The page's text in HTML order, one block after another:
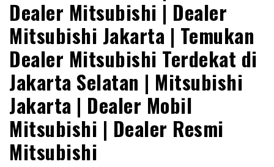
Dealer Mitsubishi | Dealer
Mitsubishi Jakarta | Temukan
Dealer Mitsubishi Terdekat di
Jakarta Selatan | Mitsubishi
Jakarta | Dealer Mobil
Mitsubishi | Dealer Resmi
Mitsubishi